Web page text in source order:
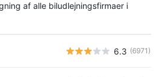
af alle biludlejningsfirmaer i
6.3 (6971)